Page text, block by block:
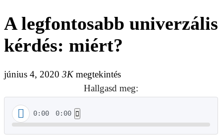
A legfontosabb univerzális
kérdés: miért?
június 4, 2020 3Kmegtekintés
Hallgasd meg:
0:00 0:00